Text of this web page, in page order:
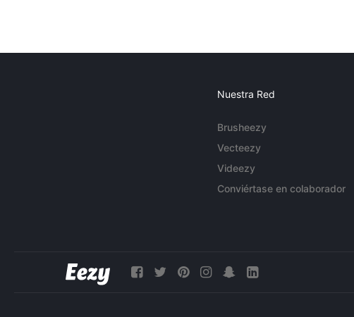
Nuestra Red
Brusheezy
Vecteezy
Videezy
Conviértase en colaborador